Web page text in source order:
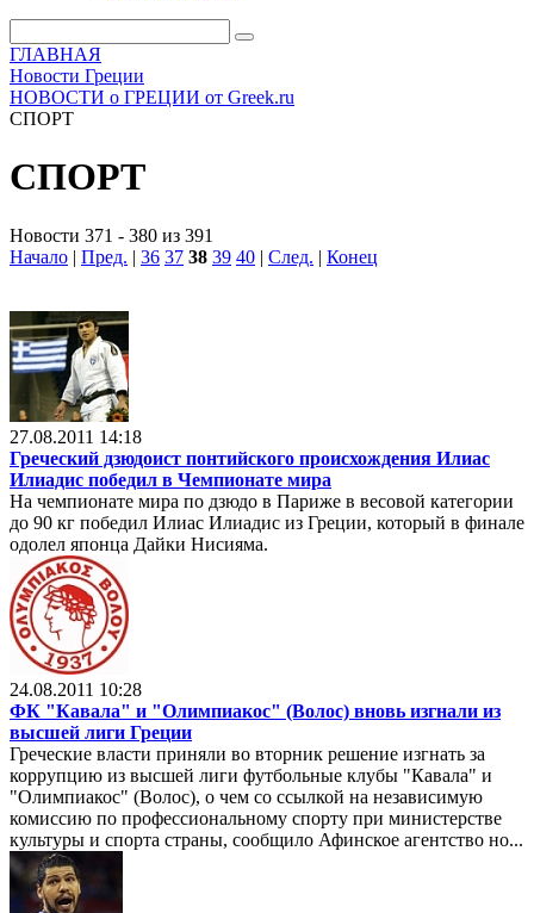
ГЛАВНАЯ
Новости Греции
НОВОСТИ о ГРЕЦИИ от Greek.ru
СПОРТ
СПОРТ
Новости 371 - 380 из 391
Начало | Пред. | 36 37 38 39 40 | След. | Конец
27.08.2011 14:18
Греческий дзюдоист понтийского происхождения Илиас
Илиадис победил в Чемпионате мира
На чемпионате мира по дзюдо в Париже в весовой категории
до 90 кг победил Илиас Илиадис из Греции, который в финале
одолел японца Дайки Нисияма.
24.08.2011 10:28
ФК "Кавала" и "Олимпиакос" (Волос) вновь изгнали из
высшей лиги Греции
Греческие власти приняли во вторник решение изгнать за
коррупцию из высшей лиги футбольные клубы "Кавала" и
"Олимпиакос" (Волос), о чем со ссылкой на независимую
комиссию по профессиональному спорту при министерстве
культуры и спорта страны, сообщило Афинское агентство но...